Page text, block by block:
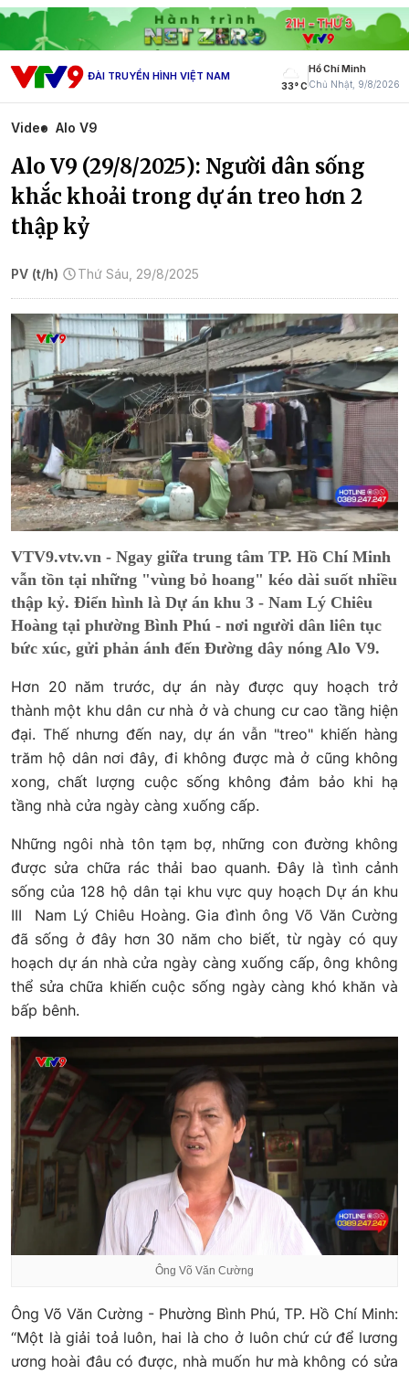
ĐÀI TRUYỀN HÌNH VIỆT NAM
33° C
Hồ Chí Minh
Chủ Nhật, 9/8/2026
Video Alo V9
Alo V9 (29/8/2025): Người dân sống
khắc khoải trong dự án treo hơn 2
thập kỷ
PV (t/h) Thứ Sáu, 29/8/2025
VTV9.vtv.vn - Ngay giữa trung tâm TP. Hồ Chí Minh
vẫn tồn tại những "vùng bỏ hoang" kéo dài suốt nhiều
thập kỷ. Điển hình là Dự án khu 3 - Nam Lý Chiêu
Hoàng tại phường Bình Phú - nơi người dân liên tục
bức xúc, gửi phản ánh đến Đường dây nóng Alo V9.
Hơn 20 năm trước, dự án này được quy hoạch trở
thành một khu dân cư nhà ở và chung cư cao tầng hiện
đại. Thế nhưng đến nay, dự án vẫn "treo" khiến hàng
trăm hộ dân nơi đây, đi không được mà ở cũng không
xong, chất lượng cuộc sống không đảm bảo khi hạ
tầng nhà cửa ngày càng xuống cấp.
Những ngôi nhà tôn tạm bợ, những con đường không
được sửa chữa rác thải bao quanh. Đây là tình cảnh
sống của 128 hộ dân tại khu vực quy hoạch Dự án khu
III Nam Lý Chiêu Hoàng. Gia đình ông Võ Văn Cường
đã sống ở đây hơn 30 năm cho biết, từ ngày có quy
hoạch dự án nhà cửa ngày càng xuống cấp, ông không
thể sửa chữa khiến cuộc sống ngày càng khó khăn và
bấp bênh.
Ông Võ Văn Cường
Ông Võ Văn Cường - Phường Bình Phú, TP. Hồ Chí Minh:
“Một là giải toả luôn, hai là cho ở luôn chứ cứ để lương
ương hoài đâu có được, nhà muốn hư mà không có sửa